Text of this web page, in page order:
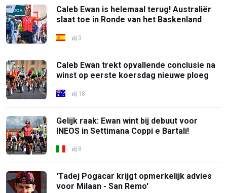
Caleb Ewan is helemaal terug! Australiër
slaat toe in Ronde van het Baskenland
3
Caleb Ewan trekt opvallende conclusie na
winst op eerste koersdag nieuwe ploeg
18
Gelijk raak: Ewan wint bij debuut voor
INEOS in Settimana Coppi e Bartali!
8
'Tadej Pogacar krijgt opmerkelijk advies
voor Milaan - San Remo'